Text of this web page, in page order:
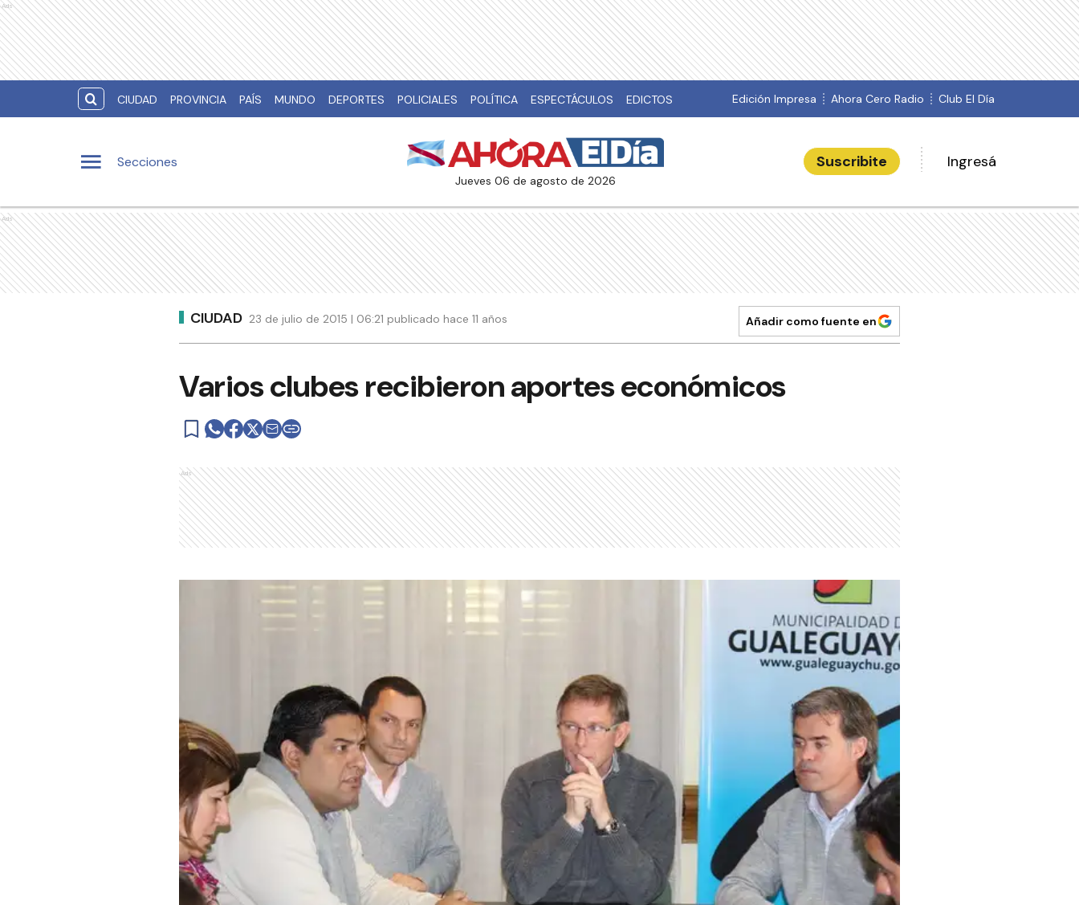
Ads
CIUDAD PROVINCIA PAÍS MUNDO DEPORTES POLICIALES POLÍTICA ESPECTÁCULOS EDICTOS Edición Impresa Ahora Cero Radio Club El Día
Secciones
jueves 06 de agosto de 2026
Suscribite Ingresá
Ads
CIUDAD 23 de julio de 2015 | 06:21 publicado hace 11 años Añadir como fuente en
Varios clubes recibieron aportes económicos
Ads